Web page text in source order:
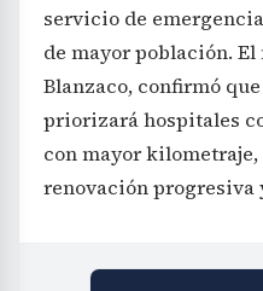
servicio de
de mayor población.
Blanzaco, confirmó
priorizará hospitales
con mayor
renovación progresiva